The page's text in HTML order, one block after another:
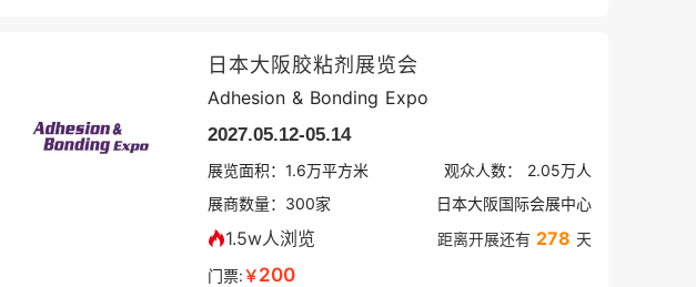
日本大阪胶粘剂展览会
Adhesion & Bonding Expo
2027.05.12-05.14
展览面积： 1.6万平方米 观众人数： 2.05万人
展商数量： 300家 日本大阪国际会展中心
1.5w人浏览 距离开展还有 278 天
门票:￥200